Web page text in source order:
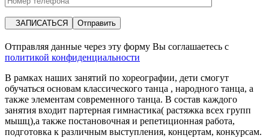
ЗАПИСАТЬСЯ
Отправляя данные через эту форму Вы соглашаетесь с
политикой конфиденциальности
В рамках наших занятий по хореографии, дети смогут
обучаться основам классического танца , народного танца, а
также элементам современного танца. В состав каждого
занятия входит партерная гимнастика( растяжка всех групп
мышц),а также постановочная и репетиционная работа,
подготовка к различным выступления, концертам, конкурсам.